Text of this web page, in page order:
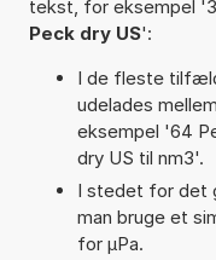
tekst, for eksempel
Peck dry US':
I de fleste
udelades
eksempel '64
dry US til nm3'.
I stedet for det
man bruge et
for µPa.